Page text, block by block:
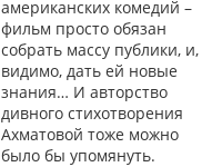
американских комедий –
фильм просто обязан
собрать массу публики, и,
видимо, дать ей новые
знания… И авторство
дивного стихотворения
Ахматовой тоже можно
было бы упомянуть.